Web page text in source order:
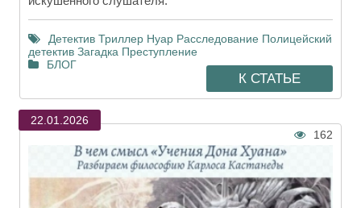
Детектив Триллер Нуар Расследование Полицейский
детектив Загадка Преступление
БЛОГ
К СТАТЬЕ
22.01.2026
162